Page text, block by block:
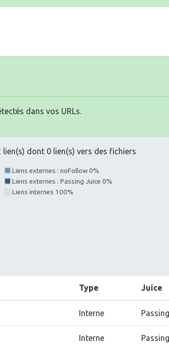
dans vos URLs.
dont 0 lien(s) vers des fichiers
Liens externes : noFollow 0%
Liens externes : Passing Juice 0%
Liens internes 100%
Type Juice
Interne
Interne